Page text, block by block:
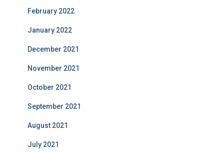
February 2022
January 2022
December 2021
November 2021
October 2021
September 2021
August 2021
July 2021